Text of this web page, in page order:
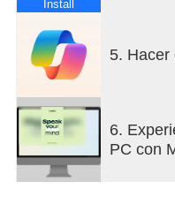
Logre más con
está aquí para ayudar.
Trabaje de forma más
chat de IA
• La IA le brinda
rápidamente.
preguntas complejas,
Install
5. Hacer
6.
PC con